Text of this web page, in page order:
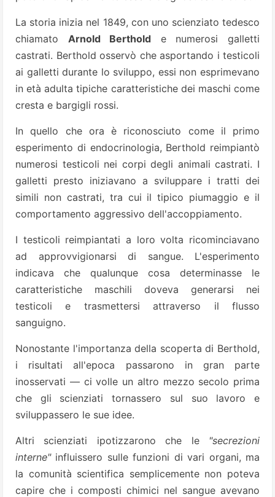
La storia inizia nel 1849, con uno scienziato tedesco
chiamato Arnold Berthold e numerosi galletti
castrati. Berthold osservò che asportando i testicoli
ai galletti durante lo sviluppo, essi non esprimevano
in età adulta tipiche caratteristiche dei maschi come
cresta e bargigli rossi.
In quello che ora è riconosciuto come il primo
esperimento di endocrinologia, Berthold reimpiantò
numerosi testicoli nei corpi degli animali castrati. I
galletti presto iniziavano a sviluppare i tratti dei
simili non castrati, tra cui il tipico piumaggio e il
comportamento aggressivo dell'accoppiamento.
I testicoli reimpiantati a loro volta ricominciavano
ad approvvigionarsi di sangue. L'esperimento
indicava che qualunque cosa determinasse le
caratteristiche maschili doveva generarsi nei
testicoli e trasmettersi attraverso il flusso
sanguigno.
Nonostante l'importanza della scoperta di Berthold,
i risultati all'epoca passarono in gran parte
inosservati — ci volle un altro mezzo secolo prima
che gli scienziati tornassero sul suo lavoro e
sviluppassero le sue idee.
Altri scienziati ipotizzarono che le "secrezioni
interne"influissero sulle funzioni di vari organi, ma
la comunità scientifica semplicemente non poteva
capire che i composti chimici nel sangue avevano